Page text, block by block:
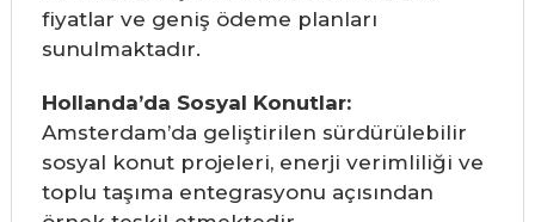
fiyatlar ve geniş ödeme planları
sunulmaktadır.
Hollanda’da Sosyal Konutlar:
Amsterdam’da geliştirilen sürdürülebilir
sosyal konut projeleri, enerji verimliliği ve
toplu taşıma entegrasyonu açısından